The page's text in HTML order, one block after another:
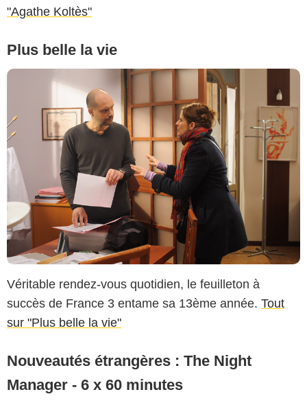
"Agathe Koltès"
Plus belle la vie
Véritable rendez-vous quotidien, le feuilleton à
succès de France 3 entame sa 13ème année. Tout
sur "Plus belle la vie"
Nouveautés étrangères : The Night
Manager - 6 x 60 minutes